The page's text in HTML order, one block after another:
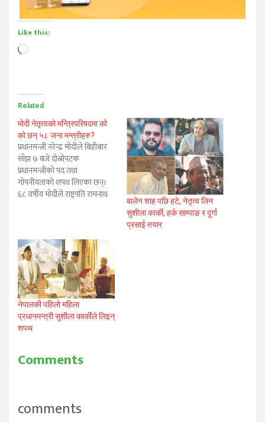
Like this:
Loading…
Related
मोदी नेतृत्वको मन्त्रिपरिषदमा को
को छन् ५८ जना मन्त्रीहरु?
प्रधानमन्त्री नरेन्द्र मोदीले बिहीबार
साँझ ७ बजे दोस्रोपटक
प्रधानमन्त्रीको पद तथा
गोपनीयताको शपथ लिएका छन्।
६८ वर्षीय मोदीले राष्ट्रपति रामनाथ
समारोहमा १५औँ प्रधानमन्त्रीका
रूपमा पद तथा गोपनीयताको शपथ
लिएका हुन् । शपथग्रहण समारोहमा
शीर्ष नेता, विदेशी अतिथिलगायत
विशिष्ट व्यक्तिहरू सहभागी थिए।
५८…
बालेन शाह पछि हटे, नेतृत्व लिन
सुशीला कार्की, हर्क साम्पाङ र दुर्गा
प्रसाई तयार
नेपालकी पहिलो महिला
प्रधानमन्त्री सुशीला कार्कीले लिइन्
शपथ
Comments
comments